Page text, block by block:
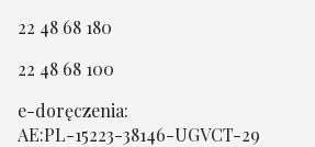
22 48 68 180
22 48 68 100
e-doręczenia:
AE:PL-15223-38146-UGVCT-29